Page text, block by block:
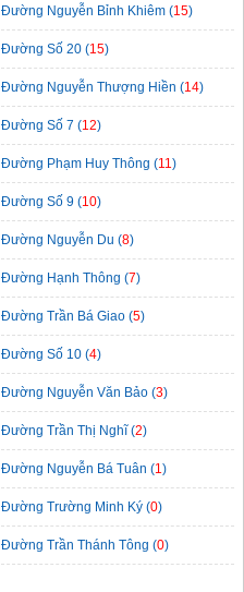
Đường Nguyễn Bỉnh Khiêm (15)
Đường Số 20 (15)
Đường Nguyễn Thượng Hiền (14)
Đường Số 7 (12)
Đường Phạm Huy Thông (11)
Đường Số 9 (10)
Đường Nguyễn Du (8)
Đường Hạnh Thông (7)
Đường Trần Bá Giao (5)
Đường Số 10 (4)
Đường Nguyễn Văn Bảo (3)
Đường Trần Thị Nghĩ (2)
Đường Nguyễn Bá Tuân (1)
Đường Trường Minh Ký (0)
Đường Trần Thánh Tông (0)